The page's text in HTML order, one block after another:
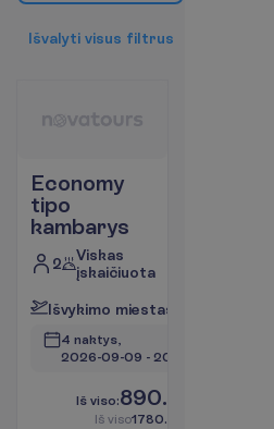
Išvalyti visus filtrus
Economy
tipo
kambarys
2
Viskas
įskaičiuota
Išvykimo miestas
4 naktys,
2026-09-09 - 2026-09-13
Iš viso:890.00
Iš viso1780.00